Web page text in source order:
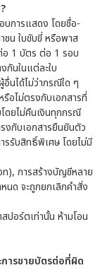
บการแสดง โดยชื่อ-
น ใบขับขี่ หรือพาส
อ 1 บัตร ต่อ 1 รอบ
กันในแต่ละใบ
นได้ไม่ว่ากรณีใด ๆ
อไม่ตรงกับเอกสารที่
ดยไม่คืนเงินทุกกรณี
กับเอกสารยืนยันตัว
รรับสิทธิ์พิเศษ โดยไม่มี
), การสร้างบัญชีหลาย
นด จะถูกยกเลิกคำสั่ง
ปอร์ตเท่านั้น ห้ามโอน
ารขายบัตรต่อที่ผิด